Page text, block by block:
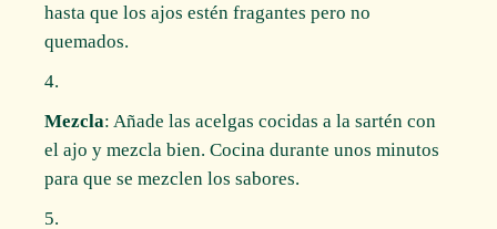
hasta que los ajos estén fragantes pero no
quemados.
Mezcla: Añade las acelgas cocidas a la sartén con
el ajo y mezcla bien. Cocina durante unos minutos
para que se mezclen los sabores.